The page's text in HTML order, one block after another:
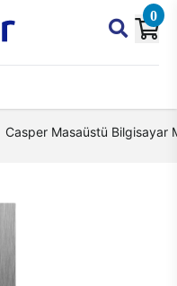
0
Casper Masaüstü Bilgisayar